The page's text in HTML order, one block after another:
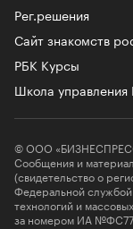
Рег.решения
Сайт знакомств
РБК Курсы
Школа управления
© ООО
Сообщения и
(свидетельство о
Федеральной
технологий и
за номером ИА